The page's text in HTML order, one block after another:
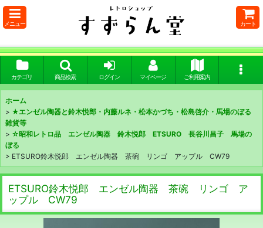
メニュー カート
カテゴリ 商品検索 ログイン マイページ ご利用案内
ホーム
> ★エンゼル陶器と鈴木悦郎・内藤ルネ・松本かづち・松島啓介・馬場のぼる
雑貨等
> ☆昭和レトロ品 エンゼル陶器 鈴木悦郎 ETSURO 長谷川昌子 馬場の
ぼる
> ETSURO鈴木悦郎 エンゼル陶器 茶碗 リンゴ アップル CW79
ETSURO鈴木悦郎 エンゼル陶器 茶碗 リンゴ ア
ップル CW79